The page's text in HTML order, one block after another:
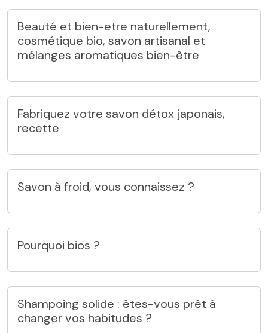
Beauté et bien-etre naturellement,
cosmétique bio, savon artisanal et
mélanges aromatiques bien-être
Fabriquez votre savon détox japonais,
recette
Savon à froid, vous connaissez ?
Pourquoi bios ?
Shampoing solide : êtes-vous prêt à
changer vos habitudes ?